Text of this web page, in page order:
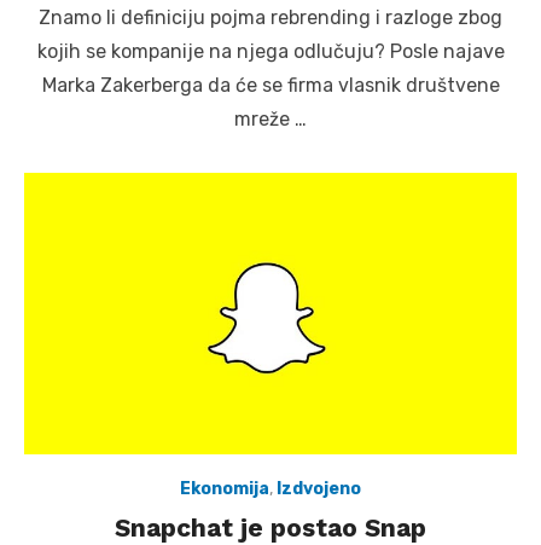
Znamo li definiciju pojma rebrending i razloge zbog
kojih se kompanije na njega odlučuju? Posle najave
Marka Zakerberga da će se firma vlasnik društvene
mreže …
Ekonomija, Izdvojeno
Snapchat je postao Snap